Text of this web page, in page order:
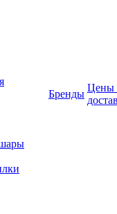
Бренды
Цены